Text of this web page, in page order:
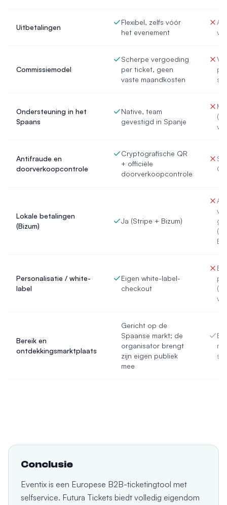
Uitbetalingen
Flexibel, zelfs vóór
het evenement
Commissiemodel
Scherpe vergoeding
per ticket, geen
vaste maandkosten
Ondersteuning in het
Spaans
Native, team
gevestigd in Spanje
Antifraude en
doorverkoopcontrole
Cryptografische QR
+ officiële
doorverkoopcontrole
QR
Lokale betalingen
(Bizum)
Ja (Stripe + Bizum)
Personalisatie / white-
label
Eigen white-label-
checkout
Bereik en
ontdekkingsmarktplaats
Gericht op de
Spaanse markt; de
organisator brengt
zijn eigen publiek
mee
Conclusie
Eventix is een Europese B2B-ticketingtool met
selfservice. Futura Tickets biedt volledig eigendom